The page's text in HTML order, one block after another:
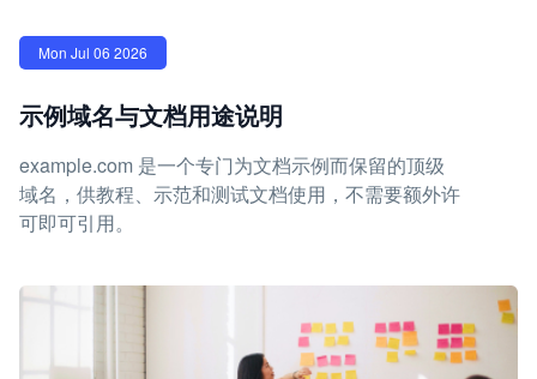
Mon Jul 06 2026
示例域名与文档用途说明
example.com 是一个专门为文档示例而保留的顶级
域名，供教程、示范和测试文档使用，不需要额外许
可即可引用。